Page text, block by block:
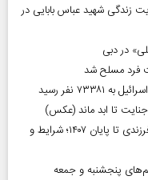
زندگی شهید عباس بابایی در
در دبی
فرد مسلح شد
نفر رسید
تا ابد ماند (عکس)
تمدید معافیت سربازی مشمولان سه و چهار فرزندی تا پایان ۱۴۰۷؛ شرایط و
پنجشنبه و جمعه